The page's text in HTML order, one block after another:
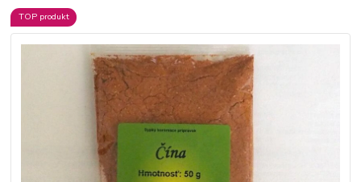
TOP produkt